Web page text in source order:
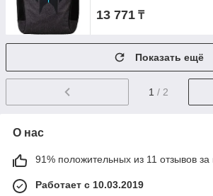
13 771 ₸
Показать ещё
1 / 2
О нас
91% положительных из 11 отзывов за
Работает с 10.03.2019